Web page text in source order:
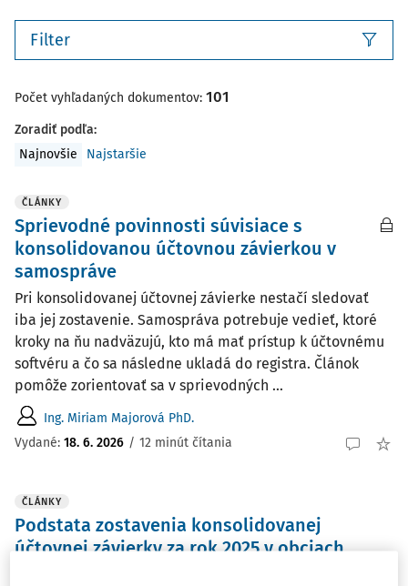
Filter
Počet vyhľadaných dokumentov: 101
Zoradiť podľa:
Najnovšie
Najstaršie
ČLÁNKY
Sprievodné povinnosti súvisiace s
konsolidovanou účtovnou závierkou v
samospráve
Pri konsolidovanej účtovnej závierke nestačí sledovať
iba jej zostavenie. Samospráva potrebuje vedieť, ktoré
kroky na ňu nadväzujú, kto má mať prístup k účtovnému
softvéru a čo sa následne ukladá do registra. Článok
pomôže zorientovať sa v sprievodných ...
Ing. Miriam Majorová PhD.
Vydané: 18. 6. 2026 / 12 minút čítania
ČLÁNKY
Podstata zostavenia konsolidovanej
účtovnej závierky za rok 2025 v obciach